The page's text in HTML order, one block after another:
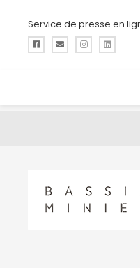
Service de presse en